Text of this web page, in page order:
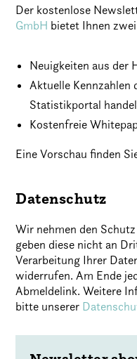
Der kostenlose
GmbH bietet Ihnen
Neuigkeiten aus der
Aktuelle Kennzahlen
Statistikportal
Kostenfreie
Eine Vorschau finden
Datenschutz
Wir nehmen den
geben diese nicht an
Verarbeitung Ihrer
widerrufen. Am Ende
Abmeldelink. Weitere
bitte unserer